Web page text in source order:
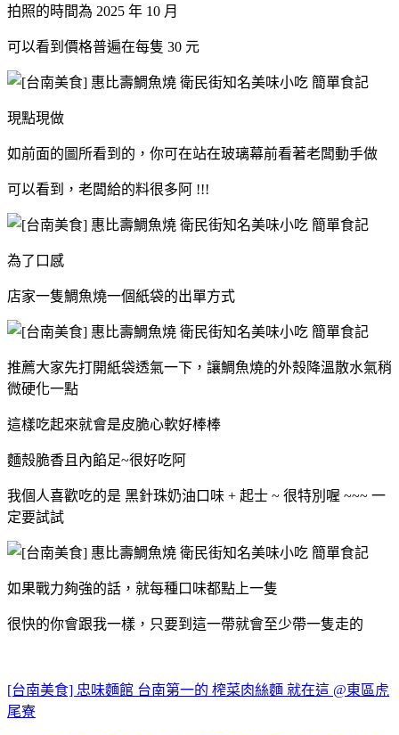
拍照的時間為 2025 年 10 月
可以看到價格普遍在每隻 30 元
現點現做
如前面的圖所看到的，你可在站在玻璃幕前看著老闆動手做
可以看到，老闆給的料很多阿 !!!
為了口感
店家一隻鯛魚燒一個紙袋的出單方式
推薦大家先打開紙袋透氣一下，讓鯛魚燒的外殼降溫散水氣稍
微硬化一點
這樣吃起來就會是皮脆心軟好棒棒
麵殼脆香且內餡足~很好吃阿
我個人喜歡吃的是 黑針珠奶油口味 + 起士 ~ 很特別喔 ~~~ 一
定要試試
如果戰力夠強的話，就每種口味都點上一隻
很快的你會跟我一樣，只要到這一帶就會至少帶一隻走的
[台南美食] 忠味麵館 台南第一的 榨菜肉絲麵 就在這 @東區虎
尾寮